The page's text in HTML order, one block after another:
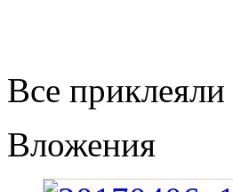
Все приклеяли
Вложения